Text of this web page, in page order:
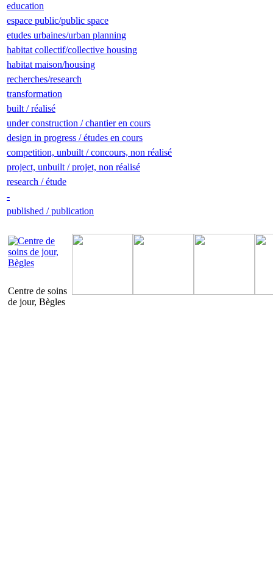
education
espace public/public space
etudes urbaines/urban planning
habitat collectif/collective housing
habitat maison/housing
recherches/research
transformation
built / réalisé
under construction / chantier en cours
design in progress / études en cours
competition, unbuilt / concours, non réalisé
project, unbuilt / projet, non réalisé
research / étude
-
published / publication
Centre de soins
de jour, Bègles